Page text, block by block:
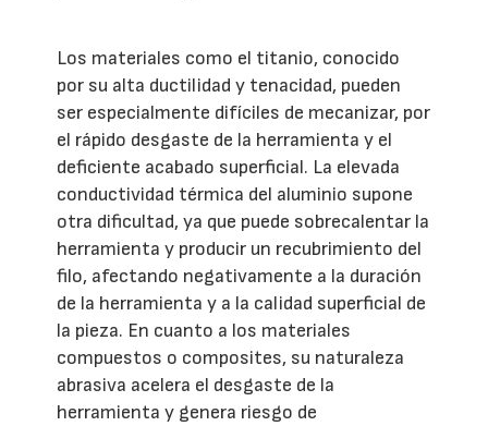
Los materiales como el titanio, conocido
por su alta ductilidad y tenacidad, pueden
ser especialmente difíciles de mecanizar, por
el rápido desgaste de la herramienta y el
deficiente acabado superficial. La elevada
conductividad térmica del aluminio supone
otra dificultad, ya que puede sobrecalentar la
herramienta y producir un recubrimiento del
filo, afectando negativamente a la duración
de la herramienta y a la calidad superficial de
la pieza. En cuanto a los materiales
compuestos o composites, su naturaleza
abrasiva acelera el desgaste de la
herramienta y genera riesgo de